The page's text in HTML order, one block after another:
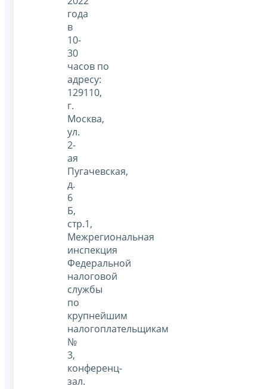
года
в
10-
30
часов по
адресу:
129110,
г.
Москва,
ул.
2-
ая
Пугачевская,
д.
6
Б,
стр.1,
Межрегиональная
инспекция
Федеральной
налоговой
службы
по
крупнейшим
налогоплательщикам
№
3,
конференц-
зал.